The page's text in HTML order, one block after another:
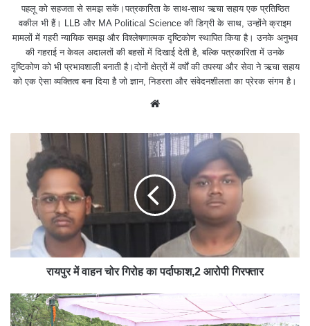
पहलू को सहजता से समझ सकें।पत्रकारिता के साथ-साथ ऋचा सहाय एक प्रतिष्ठित
वकील भी हैं। LLB और MA Political Science की डिग्री के साथ, उन्होंने क्राइम
मामलों में गहरी न्यायिक समझ और विश्लेषणात्मक दृष्टिकोण स्थापित किया है। उनके अनुभव
की गहराई न केवल अदालतों की बहसों में दिखाई देती है, बल्कि पत्रकारिता में उनके
दृष्टिकोण को भी प्रभावशाली बनाती है।दोनों क्षेत्रों में वर्षों की तपस्या और सेवा ने ऋचा सहाय
को एक ऐसा व्यक्तित्व बना दिया है जो ज्ञान, निडरता और संवेदनशीलता का प्रेरक संगम है।
e
रायपुर में वाहन चोर गिरोह का पर्दाफाश,2 आरोपी गिरफ्तार